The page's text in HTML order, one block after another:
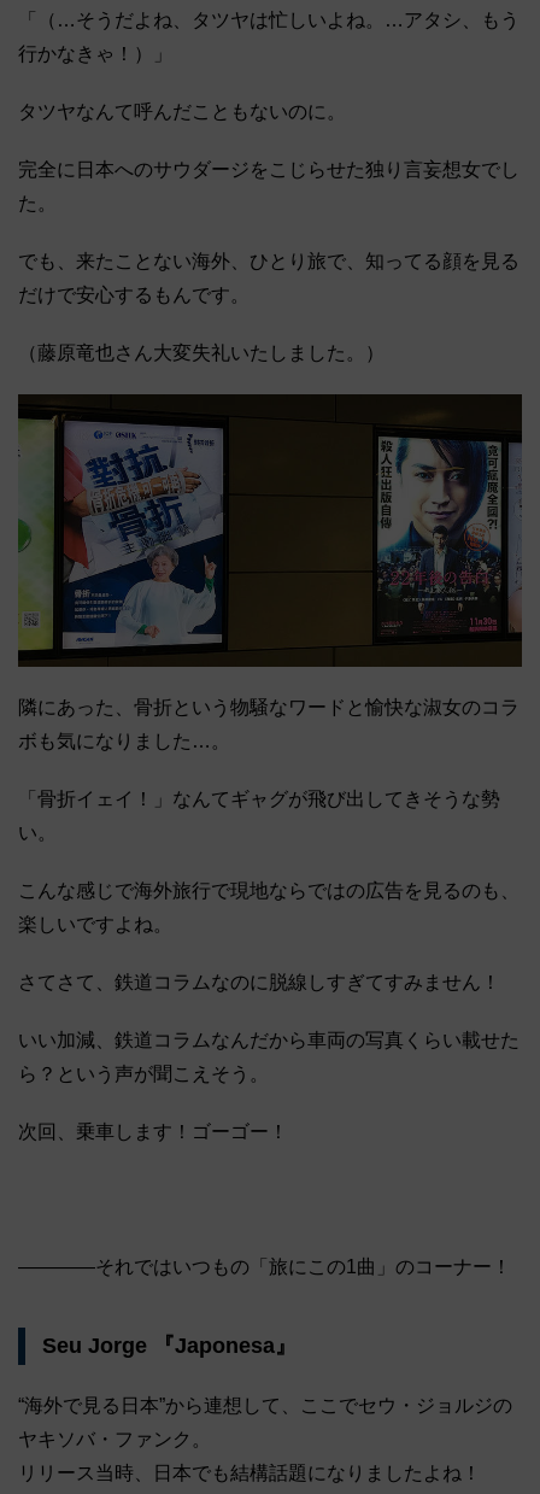
「（…そうだよね、タツヤは忙しいよね。…アタシ、もう
行かなきゃ！）」
タツヤなんて呼んだこともないのに。
完全に日本へのサウダージをこじらせた独り言妄想女でし
た。
でも、来たことない海外、ひとり旅で、知ってる顔を見る
だけで安心するもんです。
（藤原竜也さん大変失礼いたしました。）
隣にあった、骨折という物騒なワードと愉快な淑女のコラ
ボも気になりました…。
「骨折イェイ！」なんてギャグが飛び出してきそうな勢
い。
こんな感じで海外旅行で現地ならではの広告を見るのも、
楽しいですよね。
さてさて、鉄道コラムなのに脱線しすぎてすみません！
いい加減、鉄道コラムなんだから車両の写真くらい載せた
ら？という声が聞こえそう。
次回、乗車します！ゴーゴー！
――――それではいつもの「旅にこの1曲」のコーナー！
Seu Jorge 『Japonesa』
“海外で見る日本”から連想して、ここでセウ・ジョルジの
ヤキソバ・ファンク。
リリース当時、日本でも結構話題になりましたよね！